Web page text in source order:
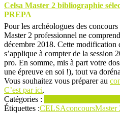
Celsa Master 2 bibliographie
PREPA
Pour les archéologues des
Master 2 professionnel ne
décembre 2018. Cette modification
s’applique à compter de la
pro. En somme, mis à part votre
une épreuve en soi !), tout va
Vous souhaitez vous préparer au
C’est par ici.
Catégories :
Étiquettes :CELSAconcoursMaster